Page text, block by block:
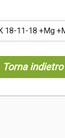
18-11-18 +Mg
Torna indietro